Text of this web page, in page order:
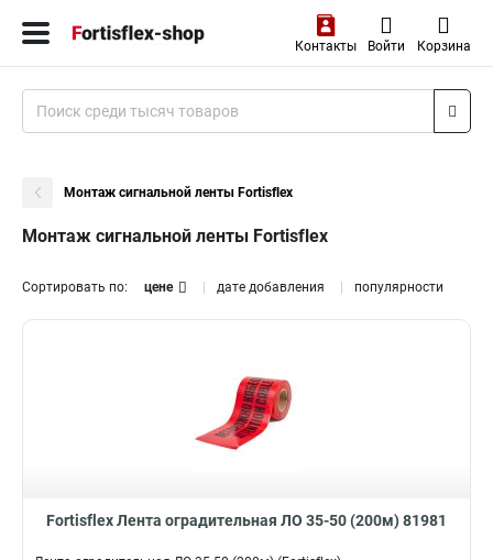
Контакты Войти Корзина
Монтаж сигнальной ленты Fortisflex
Монтаж сигнальной ленты Fortisflex
Сортировать по: цене дате добавления популярности
Fortisflex Лента оградительная ЛО 35-50 (200м) 81981